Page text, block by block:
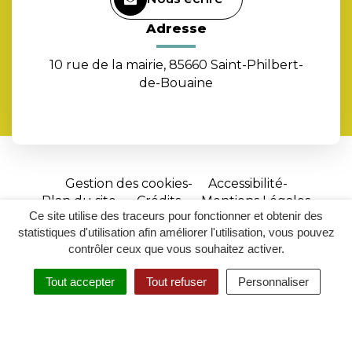
Ce site utilise des traceurs pour fonctionner et obtenir des
statistiques d'utilisation afin améliorer l'utilisation, vous pouvez
contrôler ceux que vous souhaitez activer.
Tout accepter Tout refuser Personnaliser
RECHERCHER
ACCESSIBILITÉ
Adresse
10 rue de la mairie, 85660 Saint-Philbert-
de-Bouaine
Gestion des cookies
Accessibilité
Plan du site
Crédits
Mentions Légales
Site
réalisé
par
Inovagora